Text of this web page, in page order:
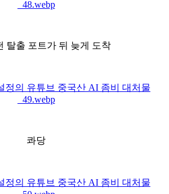
탈출 포트가 뒤 늦게 도착
콰당